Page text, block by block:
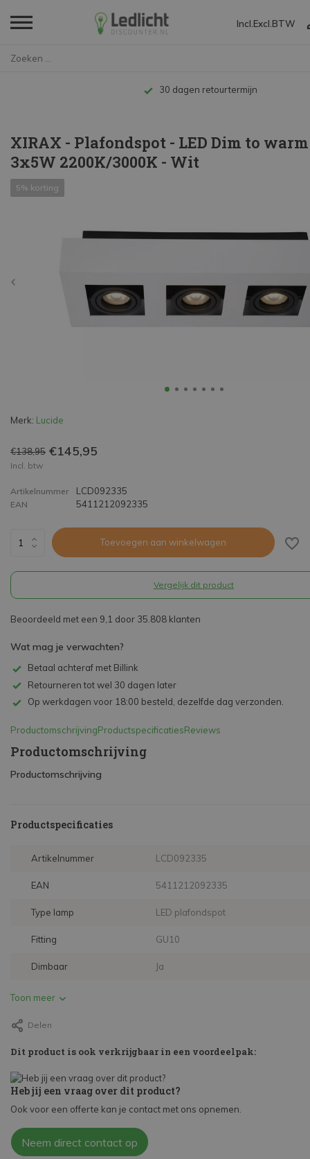
Incl. Excl. BTW
Tot 10 jaar garantie
XIRAX - Plafondspot - LED Dim to warm
3x5W 2200K/3000K - Wit
5% korting
Merk: Lucide
€138,95 €145,95
Incl. btw
Artikelnummer LCD092335
EAN 5411212092335
Toevoegen aan winkelwagen
Vergelijk dit product
Beoordeeld met een 9,1 door 35.808 klanten
Wat mag je verwachten?
Betaal achteraf met Billink
Retourneren tot wel 30 dagen later
Op werkdagen voor 18:00 besteld, dezelfde dag verzonden.
ProductomschrijvingProductspecificatiesReviews
Productomschrijving
Productomschrijving
Productspecificaties
Artikelnummer LCD092335
EAN 5411212092335
Type lamp LED plafondspot
Fitting GU10
Dimbaar Ja
Toon meer
Delen
Dit product is ook verkrijgbaar in een voordeelpak:
Heb jij een vraag over dit product?
Ook voor een offerte kan je contact met ons opnemen.
Neem direct contact op